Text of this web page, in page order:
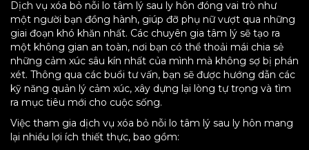
Dịch vụ xóa bỏ nỗi lo tâm lý sau ly hôn đóng vai trò như
một người bạn đồng hành, giúp đỡ phụ nữ vượt qua những
giai đoạn khó khăn nhất. Các chuyên gia tâm lý sẽ tạo ra
một không gian an toàn, nơi bạn có thể thoải mái chia sẻ
những cảm xúc sâu kín nhất của mình mà không sợ bị phán
xét. Thông qua các buổi tư vấn, bạn sẽ được hướng dẫn các
kỹ năng quản lý cảm xúc, xây dựng lại lòng tự trọng và tìm
ra mục tiêu mới cho cuộc sống.
Việc tham gia dịch vụ xóa bỏ nỗi lo tâm lý sau ly hôn mang
lại nhiều lợi ích thiết thực, bao gồm: